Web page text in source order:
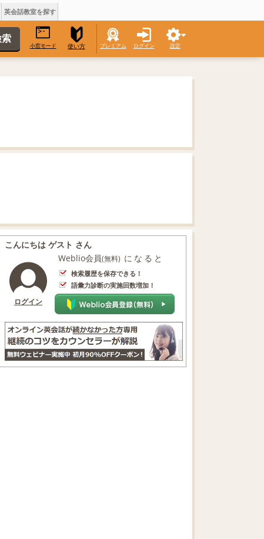
英会話教室を探す
小窓モード 使い方 プレミアム ログイン 設定
こんにちは ゲスト さん
ログイン
Weblio会員(無料) になると
検索履歴を保存できる！
語彙力診断の実施回数増加！